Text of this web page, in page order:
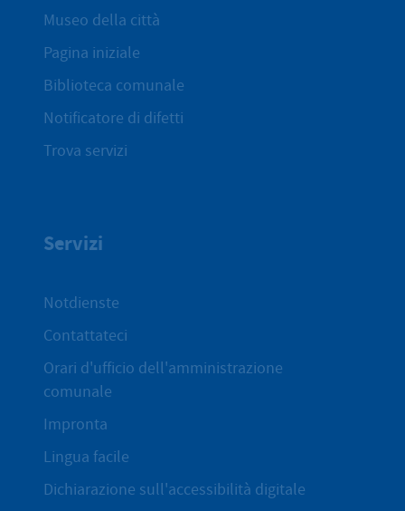
Museo della città
Pagina iniziale
Biblioteca comunale
Notificatore di difetti
Trova servizi
Servizi
Notdienste
Contattateci
Orari d'ufficio dell'amministrazione
comunale
Impronta
Lingua facile
Dichiarazione sull'accessibilità digitale